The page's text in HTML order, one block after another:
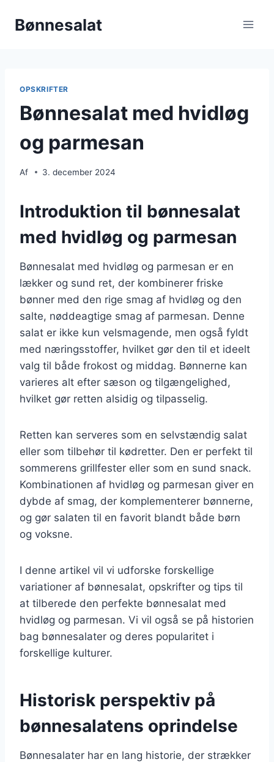
Bønnesalat
OPSKRIFTER
Bønnesalat med hvidløg
og parmesan
Af 3. december 2024
Introduktion til bønnesalat
med hvidløg og parmesan
Bønnesalat med hvidløg og parmesan er en
lækker og sund ret, der kombinerer friske
bønner med den rige smag af hvidløg og den
salte, nøddeagtige smag af parmesan. Denne
salat er ikke kun velsmagende, men også fyldt
med næringsstoffer, hvilket gør den til et ideelt
valg til både frokost og middag. Bønnerne kan
varieres alt efter sæson og tilgængelighed,
hvilket gør retten alsidig og tilpasselig.
Retten kan serveres som en selvstændig salat
eller som tilbehør til kødretter. Den er perfekt til
sommerens grillfester eller som en sund snack.
Kombinationen af hvidløg og parmesan giver en
dybde af smag, der komplementerer bønnerne,
og gør salaten til en favorit blandt både børn
og voksne.
I denne artikel vil vi udforske forskellige
variationer af bønnesalat, opskrifter og tips til
at tilberede den perfekte bønnesalat med
hvidløg og parmesan. Vi vil også se på historien
bag bønnesalater og deres popularitet i
forskellige kulturer.
Historisk perspektiv på
bønnesalatens oprindelse
Bønnesalater har en lang historie, der strækker